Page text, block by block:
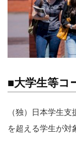
■大学生等コ
（独）日本学生
を超える学生が対